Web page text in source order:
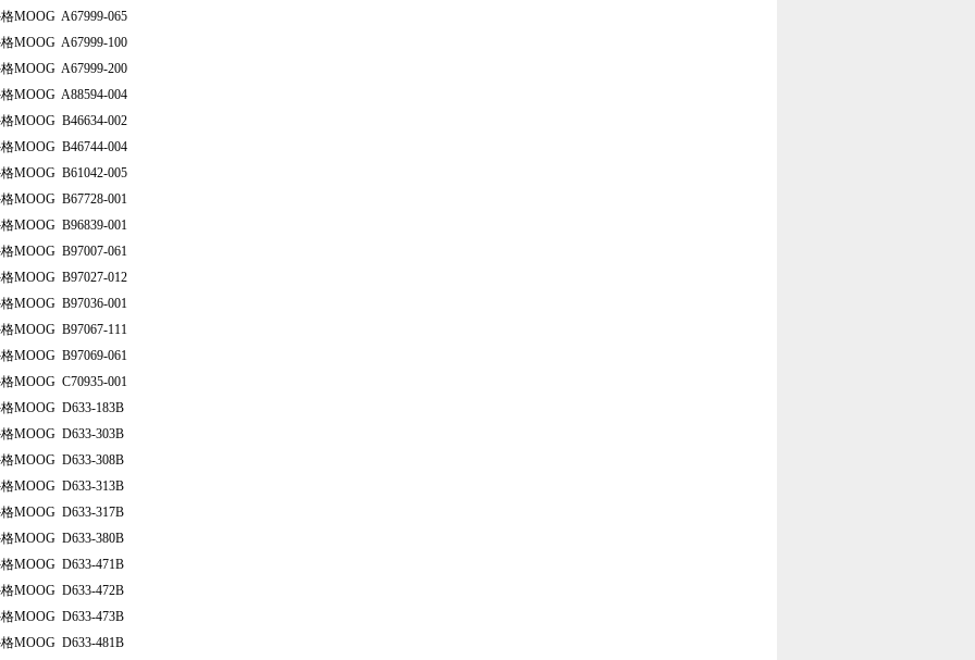
MOOG A67999-065
MOOG A67999-100
MOOG A67999-200
MOOG A88594-004
MOOG B46634-002
MOOG B46744-004
MOOG B61042-005
MOOG B67728-001
MOOG B96839-001
MOOG B97007-061
MOOG B97027-012
MOOG B97036-001
MOOG B97067-111
MOOG B97069-061
MOOG C70935-001
MOOG D633-183B
MOOG D633-303B
MOOG D633-308B
MOOG D633-313B
MOOG D633-317B
MOOG D633-380B
MOOG D633-471B
MOOG D633-472B
MOOG D633-473B
MOOG D633-481B